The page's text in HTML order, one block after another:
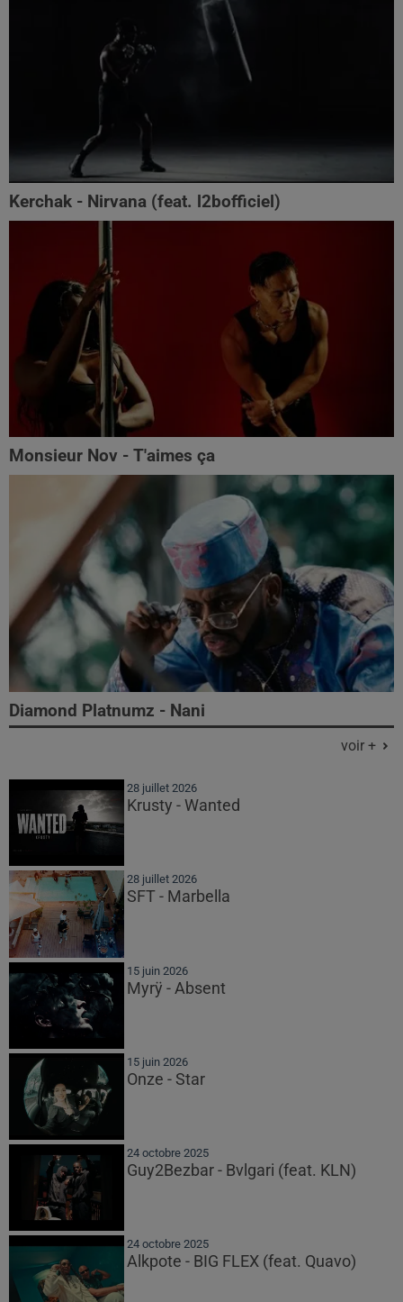
Kerchak - Nirvana (feat. ‪l2bofficiel‬)
Monsieur Nov - T'aimes ça
Diamond Platnumz - Nani
voir +
28 juillet 2026
Krusty - Wanted
28 juillet 2026
SFT - Marbella
15 juin 2026
Myrÿ - Absent
15 juin 2026
Onze - Star
24 octobre 2025
Guy2Bezbar - Bvlgari (feat. KLN)
24 octobre 2025
Alkpote - BIG FLEX (feat. Quavo)